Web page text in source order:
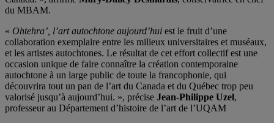
du MBAM.
« Ohtehra’, l’art autochtone aujourd’hui est le fruit d’une
collaboration exemplaire entre les milieux universitaires et muséaux,
et les artistes autochtones. Le résultat de cet effort collectif est une
occasion unique de faire connaître la création contemporaine
autochtone à un large public de toute la francophonie, qui
découvrira tout un pan de l’art du Canada et du Québec trop peu
valorisé jusqu’à aujourd’hui. », précise Jean-Philippe Uzel,
professeur au Département d’histoire de l’art de l’UQAM